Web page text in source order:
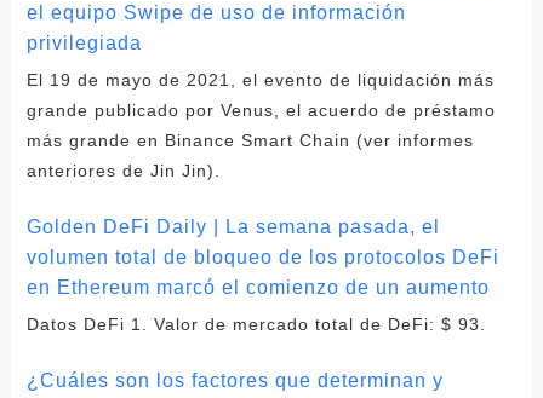
el equipo Swipe de uso de información
privilegiada
El 19 de mayo de 2021, el evento de liquidación más
grande publicado por Venus, el acuerdo de préstamo
más grande en Binance Smart Chain (ver informes
anteriores de Jin Jin).
Golden DeFi Daily | La semana pasada, el
volumen total de bloqueo de los protocolos DeFi
en Ethereum marcó el comienzo de un aumento
Datos DeFi 1. Valor de mercado total de DeFi: $ 93.
¿Cuáles son los factores que determinan y